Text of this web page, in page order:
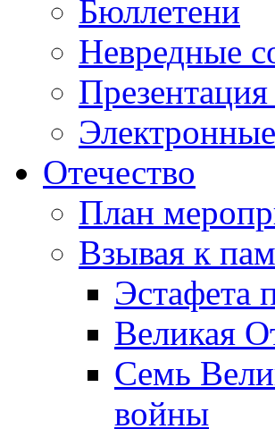
Бюллетени
Невредные
Отечество
План
Взывая к
Эcтафета
Великая
Семь
войны